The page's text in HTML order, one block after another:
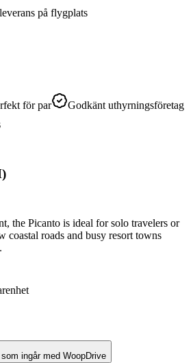
på flygplats
för par
Godkänt uthyrningsföretag
the Picanto is ideal for solo travelers or
coastal roads and busy resort towns
ingår med WoopDrive